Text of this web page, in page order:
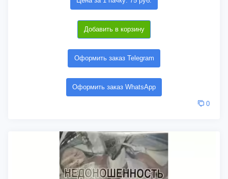
Добавить в корзину
Оформить заказ Telegram
Оформить заказ WhatsApp
0